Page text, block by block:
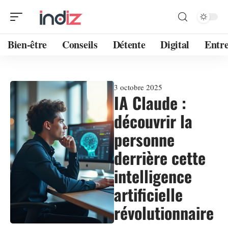
Bien-être Conseils Détente Digital
3 octobre 2025
IA Claude :
découvrir la
personne
derrière cette
intelligence
artificielle
révolutionnaire